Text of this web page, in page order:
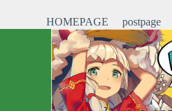
HOMEPAGE postpage